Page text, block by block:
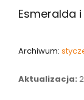
Esmeralda
Archiwum:
Aktualizacja: